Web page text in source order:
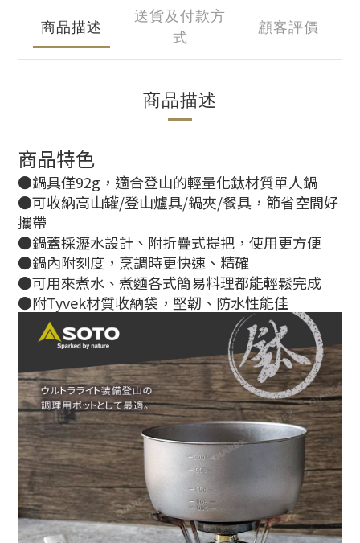
商品描述
送貨及付款方
式
顧客評價
商品描述
商品特色
●鍋具僅92g，適合登山的輕量化鈦材質單人鍋
●可收納高山罐/登山爐具/鍋夾/餐具，節省空間好
攜帶
●鍋蓋採瀝水設計、附折疊式提把，使用更方便
●鍋內附刻度，烹調時更快速、精確
●可用來煮水、煮麵各式簡易料理都能輕鬆完成
●附Tyvek材質收納袋，堅韌、防水性能佳